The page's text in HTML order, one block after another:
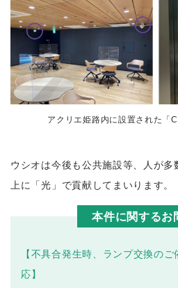
アクリエ姫路内に設置された「
ウシオは今後も公共施設等、人が多
上に「光」で貢献してまいります。
本件に関するお
【不具合発生時、ランプ交換の
応】